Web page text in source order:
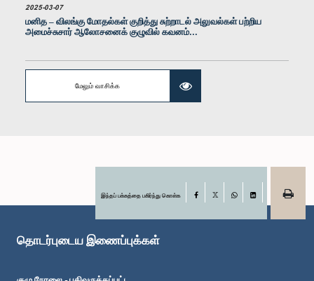
2025-03-07
மனித – விலங்கு மோதல்கள் குறித்து சுற்றாடல் அலுவல்கள் பற்றிய
அமைச்சுசார் ஆலோசனைக் குழுவில் கவனம்...
மேலும் வாசிக்க
இந்தப் பக்கத்தை பகிர்ந்து கொள்க Facebook
LinkedIn
தொடர்புடைய இணைப்புக்கள்